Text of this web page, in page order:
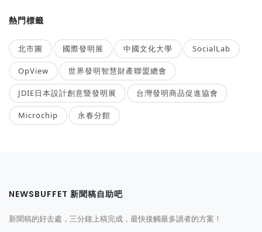
熱門標籤
北市圖 國際發明展 中國文化大學 SocialLab
OpView 世界發明智慧財產聯盟總會
JDIE日本設計創意暨發明展 台灣發明商品促進協會
Microchip 永春分館
NEWSBUFFET 新聞稿自助吧
新聞稿的好去處，三分鐘上稿完成，最快接觸最多讀者的方案！